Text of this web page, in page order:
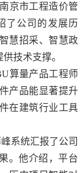
京市工程造价管
了公司的发展历
慧招采、智慧政
技术支撑。
算量产品工程师
产品能显著提升
在建筑行业工具
系统汇报了公司
。他介绍，平台